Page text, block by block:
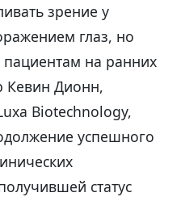
зрение у
глаз, но
пациентам на ранних
Кевин Дионн,
Biotechnology,
успешного
статус